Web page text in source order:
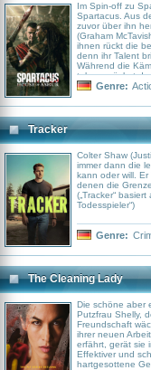
Im Spin-off zu
Spartacus. Aus
zuvor über ihn
(Graham
ihnen rückt die
denn ihr Talent
Während die
toben, wächst
seine früheren
Genre:
Tracker
Colter Shaw
immer dann die
kann oder will.
denen die
(„Tracker“
Todesspieler“)
Genre:
The Cleaning Lady
Die schöne aber
Putzfrau Shelly,
Freundschaft
ihrer neuen
erfährt, gerät sie
Effektiver und
hartgesottene